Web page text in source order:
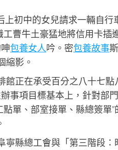
上初中的女兒請求一輛自行
曹牛土豪猛地將信用卡插
包養女人吟。密包養故事
縮影。
館正在承受百分之八十七
事項目標基本上，針對部
單、部室接單、縣總簽單
寧縣總工會與「第三階段：